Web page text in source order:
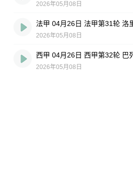
2026年05月08日
2026年05月08日
2026年05月08日